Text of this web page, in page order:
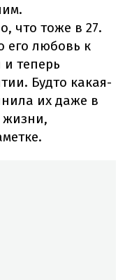
что тоже в 27.
его любовь к
теперь
Будто какая-
их даже в
жизни,